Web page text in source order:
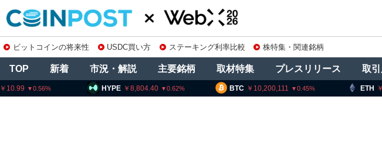
ビットコインの将来性 USDC買い方 ステーキング利率比較 株特集・関連銘柄
TOP 新着 市況・解説 主要銘柄 取材特集 プレスリリース 取
BTC 10,200,111 ETH 301,633.0
HYPE 8,804.40